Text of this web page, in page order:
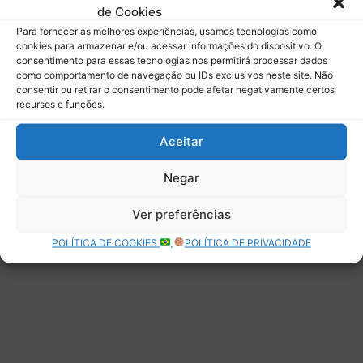
de Cookies
Para fornecer as melhores experiências, usamos tecnologias como
cookies para armazenar e/ou acessar informações do dispositivo. O
consentimento para essas tecnologias nos permitirá processar dados
como comportamento de navegação ou IDs exclusivos neste site. Não
consentir ou retirar o consentimento pode afetar negativamente certos
recursos e funções.
Aceitar
Negar
Ver preferências
POLÍTICA DE COOKIES POLÍTICA DE PRIVACIDADE
Deixe uma resposta